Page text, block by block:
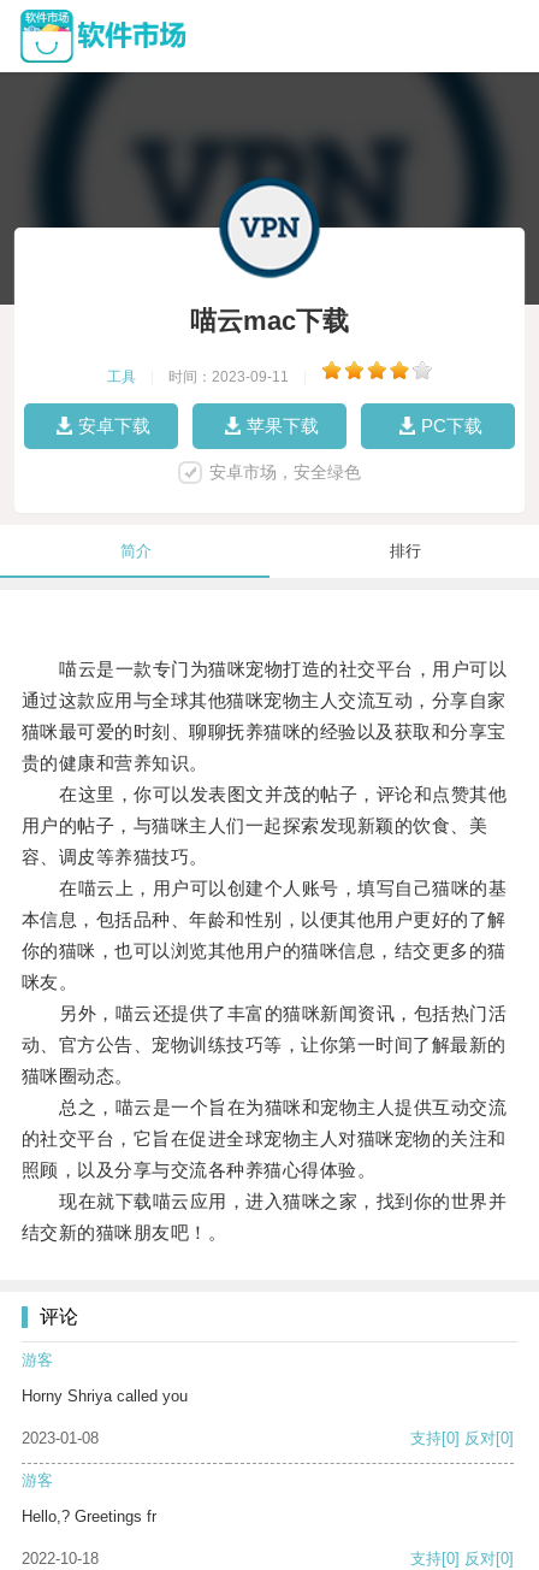
喵云mac下载
工具 时间：2023-09-11
安卓下载 苹果下载 PC下载
安卓市场，安全绿色
简介 排行
喵云是一款专门为猫咪宠物打造的社交平台，用户可以
通过这款应用与全球其他猫咪宠物主人交流互动，分享自家
猫咪最可爱的时刻、聊聊抚养猫咪的经验以及获取和分享宝
贵的健康和营养知识。
在这里，你可以发表图文并茂的帖子，评论和点赞其他
用户的帖子，与猫咪主人们一起探索发现新颖的饮食、美
容、调皮等养猫技巧。
在喵云上，用户可以创建个人账号，填写自己猫咪的基
本信息，包括品种、年龄和性别，以便其他用户更好的了解
你的猫咪，也可以浏览其他用户的猫咪信息，结交更多的猫
咪友。
另外，喵云还提供了丰富的猫咪新闻资讯，包括热门活
动、官方公告、宠物训练技巧等，让你第一时间了解最新的
猫咪圈动态。
总之，喵云是一个旨在为猫咪和宠物主人提供互动交流
的社交平台，它旨在促进全球宠物主人对猫咪宠物的关注和
照顾，以及分享与交流各种养猫心得体验。
现在就下载喵云应用，进入猫咪之家，找到你的世界并
结交新的猫咪朋友吧！。
评论
游客
Horny Shriya called you
2023-01-08 支持[0] 反对[0]
游客
Hello,? Greetings fr
2022-10-18 支持[0] 反对[0]